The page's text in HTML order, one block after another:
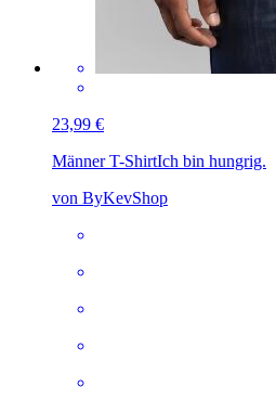
23,99 €
Männer T-ShirtIch bin hungrig.
von ByKevShop